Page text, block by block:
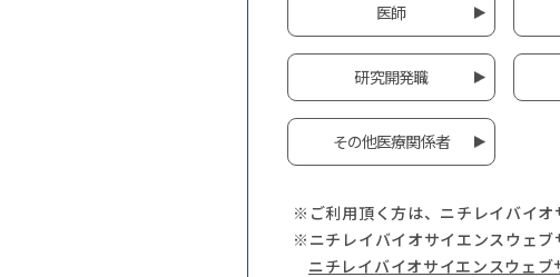
医師
研究開発職
その他医療関係者
※ご利用頂く方は、ニチレイバイオ
※ニチレイバイオサイエンスウェブ
ニチレイバイオサイエンスウェ